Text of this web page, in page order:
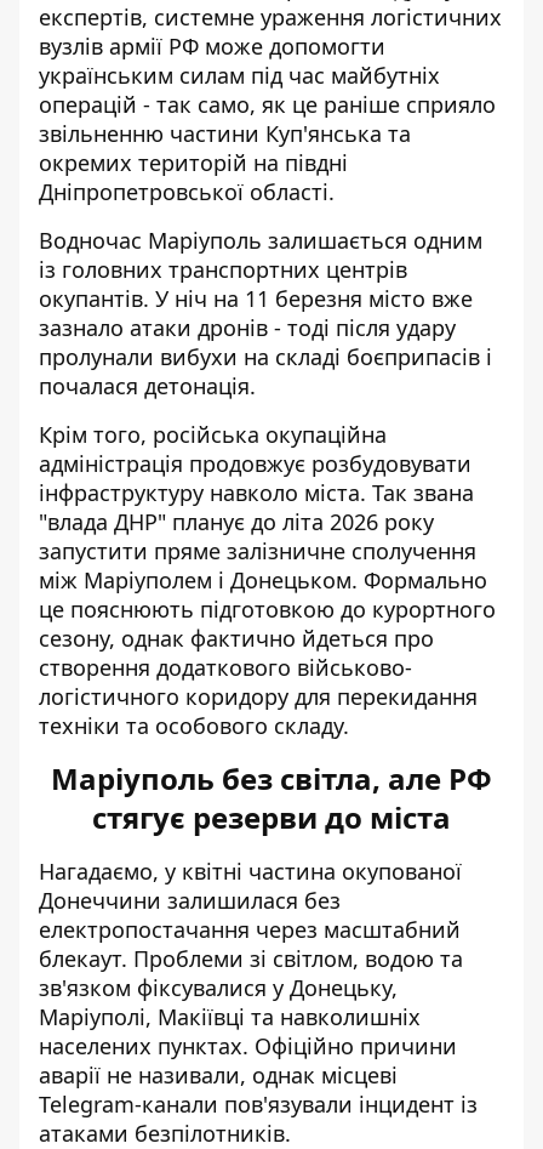
експертів, системне ураження логістичних
вузлів армії РФ може допомогти
українським силам під час майбутніх
операцій - так само, як це раніше сприяло
звільненню частини Куп'янська та
окремих територій на півдні
Дніпропетровської області.
Водночас Маріуполь залишається одним
із головних транспортних центрів
окупантів. У ніч на 11 березня місто вже
зазнало атаки дронів - тоді після удару
пролунали вибухи на складі боєприпасів і
почалася детонація.
Крім того, російська окупаційна
адміністрація продовжує розбудовувати
інфраструктуру навколо міста. Так звана
"влада ДНР" планує до літа 2026 року
запустити пряме залізничне сполучення
між Маріуполем і Донецьком. Формально
це пояснюють підготовкою до курортного
сезону, однак фактично йдеться про
створення додаткового військово-
логістичного коридору для перекидання
техніки та особового складу.
Маріуполь без світла, але РФ
стягує резерви до міста
Нагадаємо, у квітні частина окупованої
Донеччини залишилася без
електропостачання через масштабний
блекаут. Проблеми зі світлом, водою та
зв'язком фіксувалися у Донецьку,
Маріуполі, Макіївці та навколишніх
населених пунктах. Офіційно причини
аварії не називали, однак місцеві
Telegram-канали пов'язували інцидент із
атаками безпілотників.